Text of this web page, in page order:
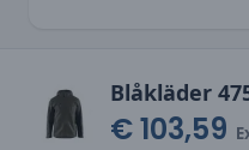
€ 103,59